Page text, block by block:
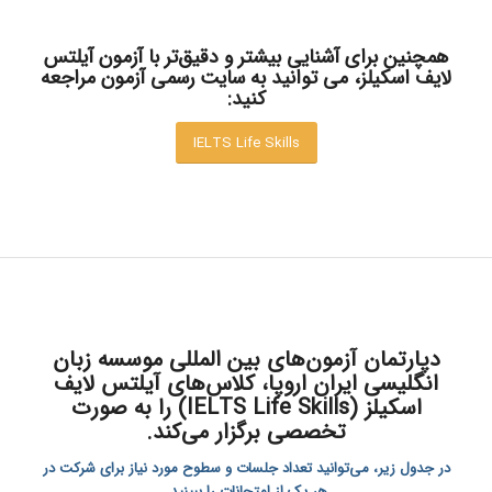
همچنین برای آشنایی بیشتر و دقیق‌تر با آزمون آیلتس
لایف اسکیلز، می توانید به سایت رسمی آزمون مراجعه
کنید:
IELTS Life Skills
دپارتمان آزمون‌های بین المللی موسسه زبان
انگلیسی ایران اروپا، کلاس‌های آیلتس لایف
اسکیلز (IELTS Life Skills) را به صورت
تخصصی برگزار می‌کند.
در جدول زیر، می‌توانید تعداد جلسات و سطوح مورد نیاز برای شرکت در